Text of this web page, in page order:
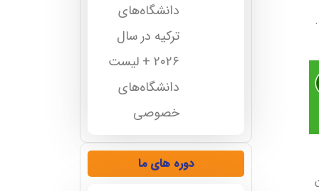
دانشگاه‌های
ترکیه در سال
۲۰۲۶ + لیست
دانشگاه‌های
خصوصی
دوره های ما